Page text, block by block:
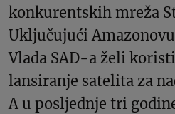
konkurentskih mreža
Uključujući
Vlada SAD-a želi
lansiranje satelita za
A u posljednje tri